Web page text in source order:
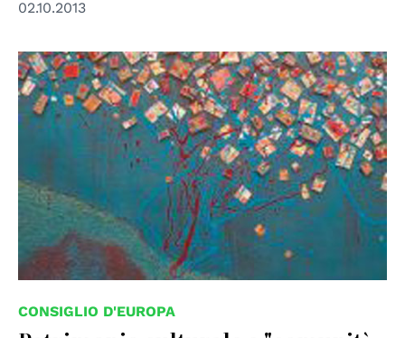
02.10.2013
© Anna Piratti
CONSIGLIO D'EUROPA